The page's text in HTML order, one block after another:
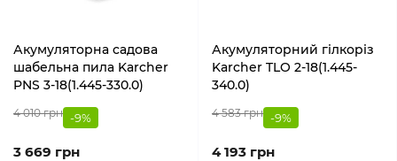
Акумуляторна садова
шабельна пила Karcher
PNS 3-18(1.445-330.0)
4 010 грн -9%
3 669 грн
Акумуляторний гілкоріз
Karcher TLO 2-18(1.445-
340.0)
4 583 грн -9%
4 193 грн